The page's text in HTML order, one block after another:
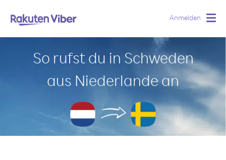
Anmelden
So rufst du in Schweden
aus Niederlande an